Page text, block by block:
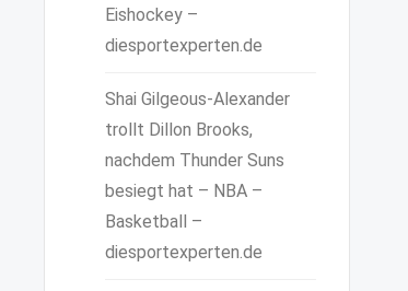
Eishockey –
diesportexperten.de
Shai Gilgeous-Alexander
trollt Dillon Brooks,
nachdem Thunder Suns
besiegt hat – NBA –
Basketball –
diesportexperten.de